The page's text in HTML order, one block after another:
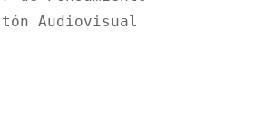
Audiovisual